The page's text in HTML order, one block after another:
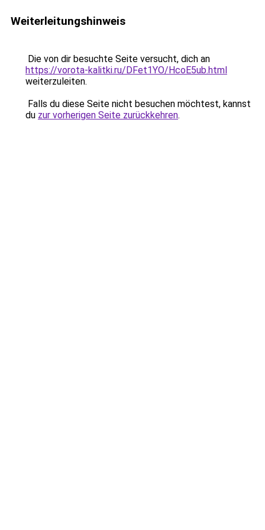
Weiterleitungshinweis
Die von dir besuchte Seite versucht, dich an
https://vorota-kalitki.ru/DFet1YO/HcoE5ub.html
weiterzuleiten.
Falls du diese Seite nicht besuchen möchtest, kannst
du zur vorherigen Seite zurückkehren.